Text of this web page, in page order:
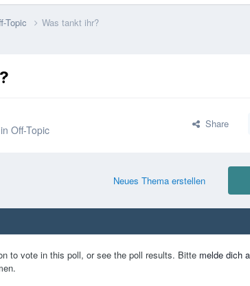
Topic Was tankt ihr?
in Off-Topic Share
Neues Thema erstellen
to vote in this poll, or see the poll results. Bitte melde dich